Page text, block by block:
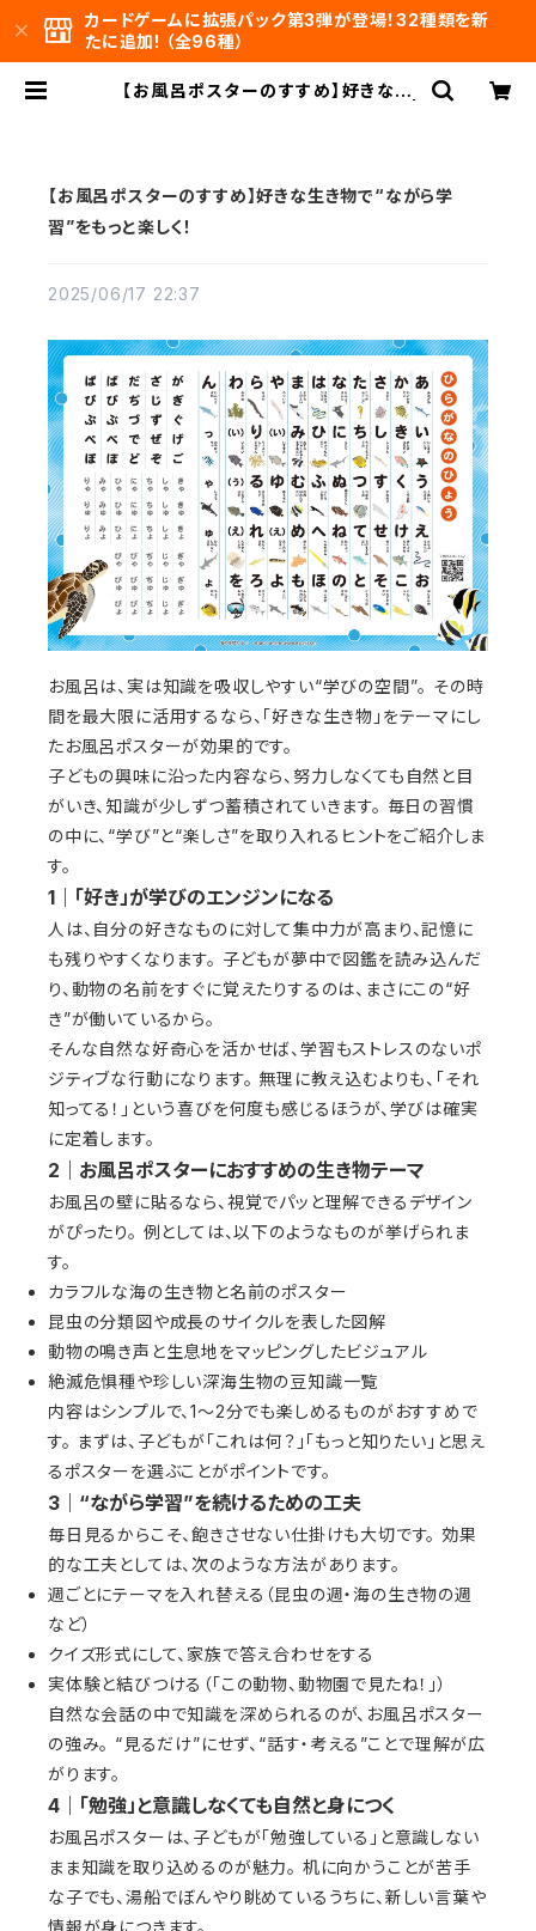
カードゲームに拡張パック第3弾が登場！32種類を新
たに追加! （全96種）
【お風呂ポスターのすすめ】好きな生
【お風呂ポスターのすすめ】好きな生き物で“ながら学
習”をもっと楽しく！
2025/06/17 22:37
お風呂は、実は知識を吸収しやすい“学びの空間”。 その時
間を最大限に活用するなら、「好きな生き物」をテーマにし
たお風呂ポスターが効果的です。
子どもの興味に沿った内容なら、努力しなくても自然と目
がいき、知識が少しずつ蓄積されていきます。 毎日の習慣
の中に、“学び”と“楽しさ”を取り入れるヒントをご紹介しま
す。
1｜「好き」が学びのエンジンになる
人は、自分の好きなものに対して集中力が高まり、記憶に
も残りやすくなります。 子どもが夢中で図鑑を読み込んだ
り、動物の名前をすぐに覚えたりするのは、まさにこの“好
き”が働いているから。
そんな自然な好奇心を活かせば、学習もストレスのないポ
ジティブな行動になります。 無理に教え込むよりも、「それ
知ってる！」という喜びを何度も感じるほうが、学びは確実
に定着します。
2｜お風呂ポスターにおすすめの生き物テーマ
お風呂の壁に貼るなら、視覚でパッと理解できるデザイン
がぴったり。 例としては、以下のようなものが挙げられま
す。
カラフルな海の生き物と名前のポスター
昆虫の分類図や成長のサイクルを表した図解
動物の鳴き声と生息地をマッピングしたビジュアル
絶滅危惧種や珍しい深海生物の豆知識一覧
内容はシンプルで、1〜2分でも楽しめるものがおすすめで
す。 まずは、子どもが「これは何？」「もっと知りたい」と思え
るポスターを選ぶことがポイントです。
3｜“ながら学習”を続けるための工夫
毎日見るからこそ、飽きさせない仕掛けも大切です。 効果
的な工夫としては、次のような方法があります。
週ごとにテーマを入れ替える（昆虫の週・海の生き物の週
など）
クイズ形式にして、家族で答え合わせをする
実体験と結びつける（「この動物、動物園で見たね！」）
自然な会話の中で知識を深められるのが、お風呂ポスター
の強み。 “見るだけ”にせず、“話す・考える”ことで理解が広
がります。
4｜「勉強」と意識しなくても自然と身につく
お風呂ポスターは、子どもが「勉強している」と意識しない
まま知識を取り込めるのが魅力。 机に向かうことが苦手
な子でも、湯船でぼんやり眺めているうちに、新しい言葉や